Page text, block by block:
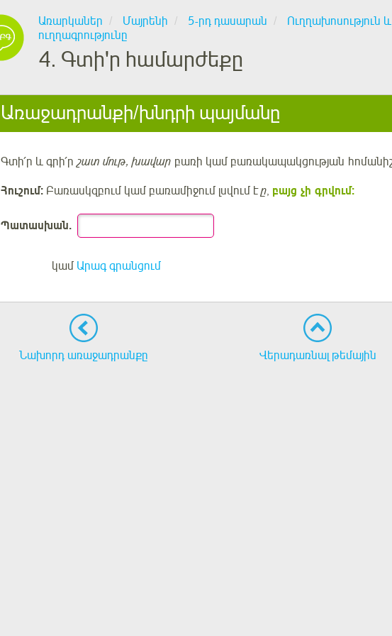
Առարկաներ Մայրենի 5-րդ դասարան Ուղղախոսություն
ուղղագրությունը
4. Գտի'ր համարժեքը
Առաջադրանքի/խնդրի պայմանը
Գտի՛ր և գրի՛ր շատ մութ, խավար բառի կամ բառակապակցության
Հուշում: Բառասկզբում կամ բառամիջում լսվում էը, բայց չի գրվում:
Պատասխան.
կամ Արագ գրանցում
Նախորդ առաջադրանքը Վերադառնալ թեմային